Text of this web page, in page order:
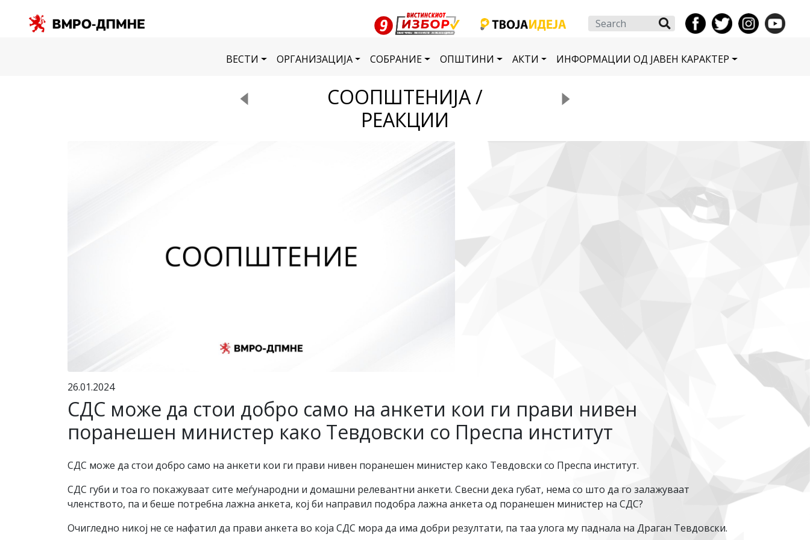
Search
ВЕСТИ ОРГАНИЗАЦИЈА СОБРАНИЕ ОПШТИНИ АКТИ ИНФОРМАЦИИ ОД ЈАВЕН КАРАКТЕР
СООПШТЕНИЈА /
РЕАКЦИИ
26.01.2024
СДС може да стои добро само на анкети кои ги прави нивен
поранешен министер како Тевдовски со Преспа институт
СДС може да стои добро само на анкети кои ги прави нивен поранешен министер како Тевдовски со Преспа институт.
СДС губи и тоа го покажуваат сите меѓународни и домашни релевантни анкети. Свесни дека губат, нема со што да го залажуваат
членството, па и беше потребна лажна анкета, кој би направил подобра лажна анкета од поранешен министер на СДС?
Очигледно никој не се нафатил да прави анкета во која СДС мора да има добри резултати, па таа улога му паднала на Драган Тевдовски.